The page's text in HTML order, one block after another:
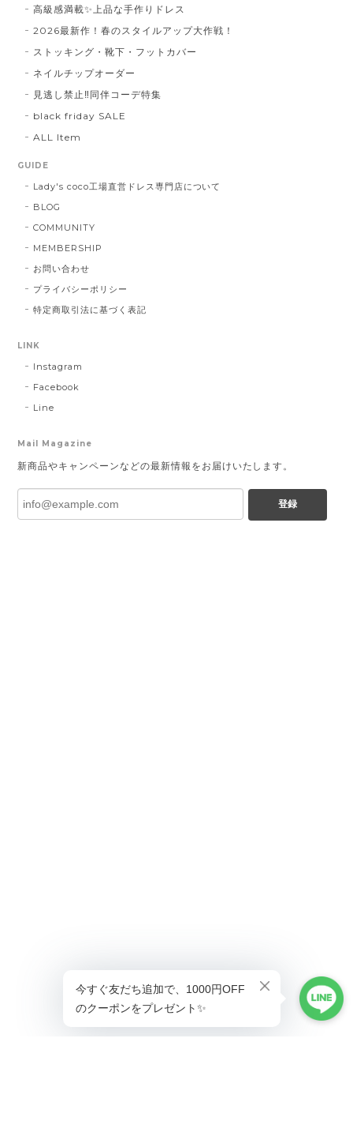
高級感満載✨上品な手作りドレス
2026最新作！春のスタイルアップ大作戦！
ストッキング・靴下・フットカバー
ネイルチップオーダー
見逃し禁止‼同伴コーデ特集
black friday SALE
ALL Item
GUIDE
Lady's coco工場直営ドレス専門店について
BLOG
COMMUNITY
MEMBERSHIP
お問い合わせ
プライバシーポリシー
特定商取引法に基づく表記
LINK
Instagram
Facebook
Line
Mail Magazine
新商品やキャンペーンなどの最新情報をお届けいたします。
登録
ショップに質問する